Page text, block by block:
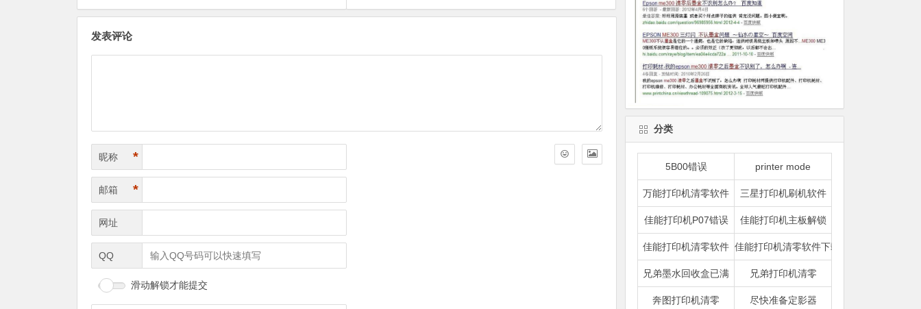
发表评论
昵称 *
邮箱 *
网址
QQ
滑动解锁才能提交
分类
5B00错误 printer mode
万能打印机清零软件 三星打印机刷机软件
佳能打印机P07错误 佳能打印机主板解锁
佳能打印机清零软件 佳能打印机清零软件下载
兄弟墨水回收盒已满 兄弟打印机清零
奔图打印机清零 尽快准备定影器